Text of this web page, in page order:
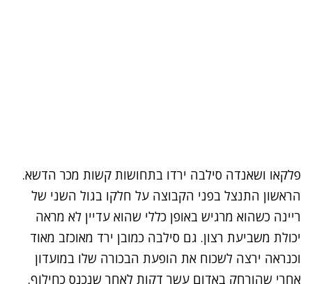
פלקאו ושאנדה סילבה ירדו בתחושות קשות מכר הדשא.
הראשון התנצל בפני הקבוצה על חלקו בגול השני של
ריינה כשהוא מרגיש באופן כללי שהוא עדיין לא מראה
יכולת משביעת רצון. גם סילבה כמובן ירד מאוכזב מאוד
וכנראה ירצה לשכוח את הופעת הבכורה שלו במועדון
אחרי שהורחק באדום עשר דקות לאחר שנכנס כחילוף.